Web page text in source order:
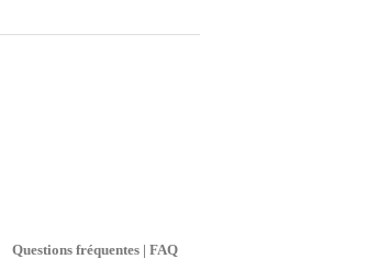
Questions fréquentes | FAQ